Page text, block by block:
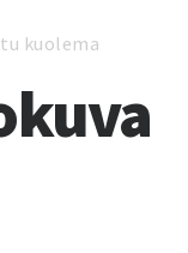
kuolema